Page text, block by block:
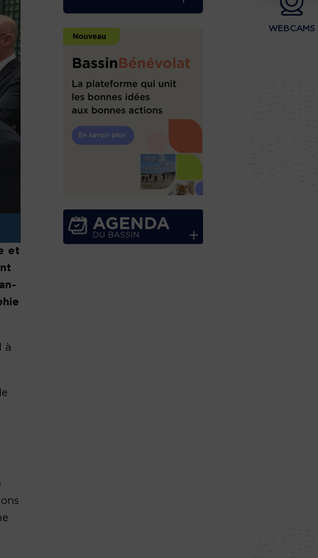
WEBCAMS
et
à